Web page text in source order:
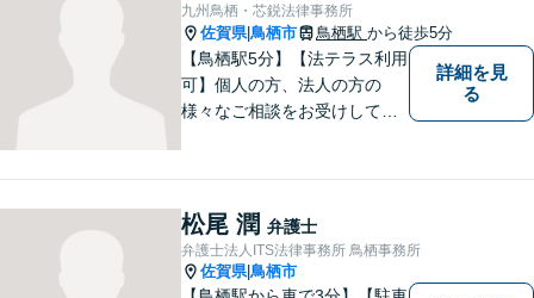
九州鳥栖・芯鋭法律事務所
佐賀県|鳥栖市 鳥栖駅 から徒歩5分
【鳥栖駅5分】【法テラス利用
可】個人の方、法人の方の
様々なご相談をお受けしてお
案いたします。【債務整理・
残業代請求については初回面
談無料】【土日祝・夜間相談
可】
詳細を見
る
松尾 潤 弁護士
弁護士法人ITS法律事務所 鳥栖事務所
佐賀県|鳥栖市